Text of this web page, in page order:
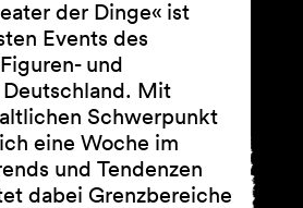
der Dinge
der Dinge« ist
Events des
und
Mit
Schwerpunkt
eine Woche im
und Tendenzen
dabei Grenzbereiche